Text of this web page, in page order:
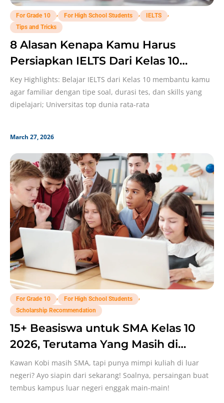
For Grade 10 , For High School Students , IELTS
,
Tips and Tricks
8 Alasan Kenapa Kamu Harus
Persiapkan IELTS Dari Kelas 10
Supaya Sukses Study Abroad Nanti!
Key Highlights: Belajar IELTS dari Kelas 10 membantu kamu
agar familiar dengan tipe soal, durasi tes, dan skills yang
dipelajari; Universitas top dunia rata-rata
March 27, 2026
For Grade 10 , For High School Students
,
Scholarship Recommendation
15+ Beasiswa untuk SMA Kelas 10
2026, Terutama Yang Masih di
Semester 2!
Kawan Kobi masih SMA, tapi punya mimpi kuliah di luar
negeri? Ayo siapin dari sekarang! Soalnya, persaingan buat
tembus kampus luar negeri enggak main-main!